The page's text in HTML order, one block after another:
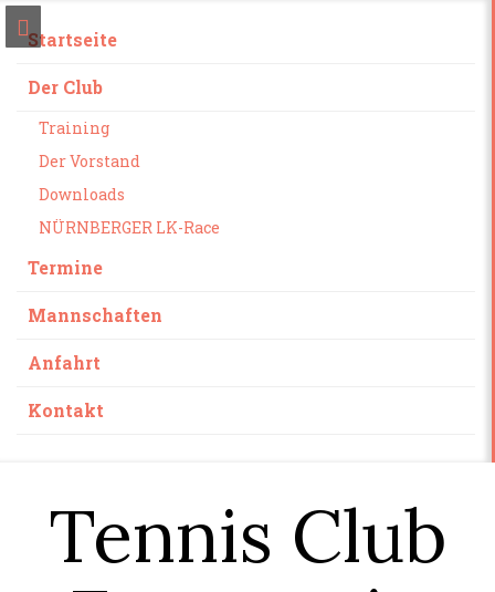
Startseite
Der Club
Training
Der Vorstand
Downloads
NÜRNBERGER LK-Race
Termine
Mannschaften
Anfahrt
Kontakt
Tennis Club